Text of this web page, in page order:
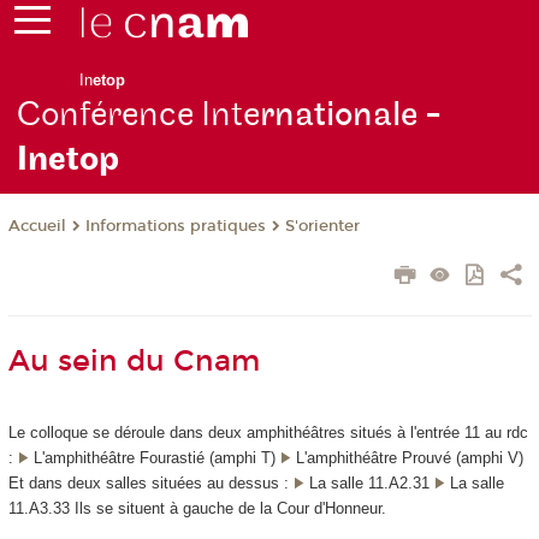
Inetop
Conférence Internationale -
Inetop
Accueil Informations pratiques S'orienter
Au sein du Cnam
Le colloque se déroule dans deux amphithéâtres situés à l'entrée 11 au rdc
:
L'amphithéâtre Fourastié (amphi T)
L'amphithéâtre Prouvé (amphi V)
Et dans deux salles situées au dessus :
La salle 11.A2.31
La salle
11.A3.33 Ils se situent à gauche de la Cour d'Honneur.